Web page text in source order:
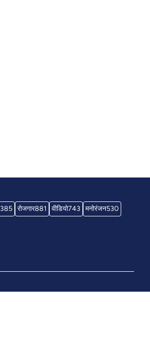
रोजगार881 वीडियो743 मनोरंजन530